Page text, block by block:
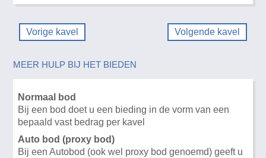
Vorige kavel Volgende kavel
MEER HULP BIJ HET BIEDEN
Normaal bod
Bij een bod doet u een bieding in de vorm van een
bepaald vast bedrag per kavel
Auto bod (proxy bod)
Bij een Autobod (ook wel proxy bod genoemd) geeft u